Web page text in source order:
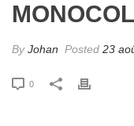
ByJohan Posted 23
0